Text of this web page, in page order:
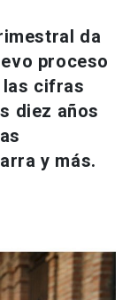
da
proceso
cifras
diez años
y más.